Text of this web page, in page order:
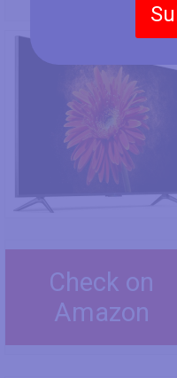
Xiaomi Mi TV LUX 82"
Check on
Amazon